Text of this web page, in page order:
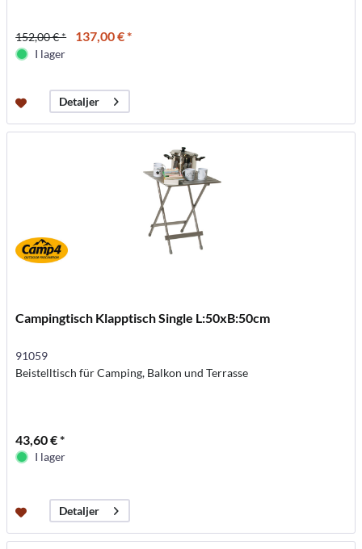
152,00 € * 137,00 € *
I lager
Detaljer
Campingtisch Klapptisch Single L:50xB:50cm
91059
Beistelltisch für Camping, Balkon und Terrasse
43,60 € *
I lager
Detaljer